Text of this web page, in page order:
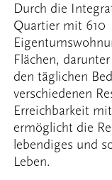
Durch die
Quartier mit 610
Flächen,
den täglichen
verschiedenen
Erreichbarkeit
ermöglicht die
lebendiges und
Leben.